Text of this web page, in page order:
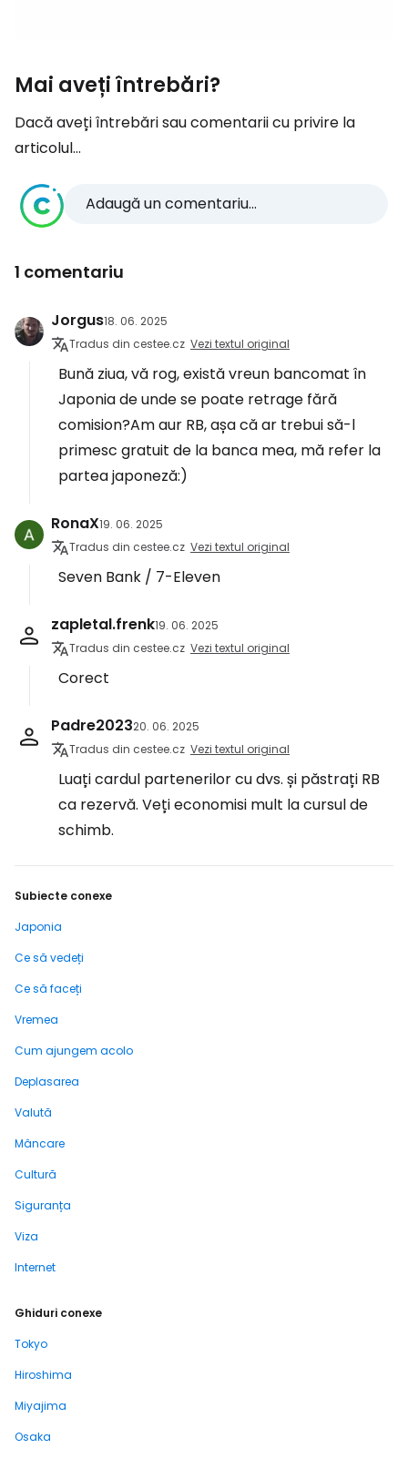
Mai aveți întrebări?
Dacă aveți întrebări sau comentarii cu privire la
articolul...
Adaugă un comentariu...
1 comentariu
Jorgus18. 06. 2025
Tradus din cestee.cz Vezi textul original
Bună ziua, vă rog, există vreun bancomat în
Japonia de unde se poate retrage fără
comision?Am aur RB, așa că ar trebui să-l
primesc gratuit de la banca mea, mă refer la
partea japoneză:)
RonaX19. 06. 2025
Tradus din cestee.cz Vezi textul original
Seven Bank / 7-Eleven
zapletal.frenk19. 06. 2025
Tradus din cestee.cz Vezi textul original
Corect
Padre202320. 06. 2025
Tradus din cestee.cz Vezi textul original
Luați cardul partenerilor cu dvs. și păstrați RB
ca rezervă. Veți economisi mult la cursul de
schimb.
Subiecte conexe
Japonia
Ce să vedeți
Ce să faceți
Vremea
Cum ajungem acolo
Deplasarea
Valută
Mâncare
Cultură
Siguranța
Viza
Internet
Ghiduri conexe
Tokyo
Hiroshima
Miyajima
Osaka